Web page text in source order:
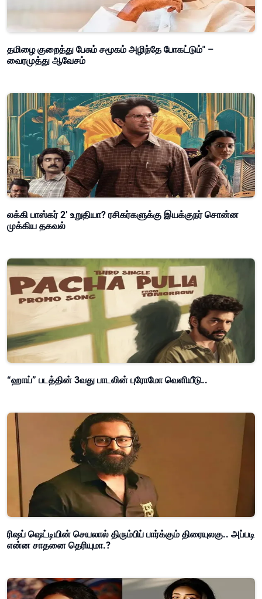
தமிழை குறைத்து பேசும் சமூகம் அழிந்தே போகட்டும்" –
வைரமுத்து ஆவேசம்
லக்கி பாஸ்கர் 2’ உறுதியா? ரசிகர்களுக்கு இயக்குநர் சொன்ன
முக்கிய தகவல்
“ஹாய்” படத்தின் 3வது பாடலின் புரோமோ வெளியீடு..
ரிஷப் ஷெட்டியின் செயலால் திரும்பிப் பார்க்கும் திரையுலகு.. அப்படி
என்ன சாதனை தெரியுமா.?